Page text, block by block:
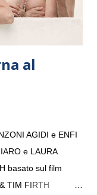
al
AGIDI e ENFI
e LAURA
basato sul film
TIM FIRTH